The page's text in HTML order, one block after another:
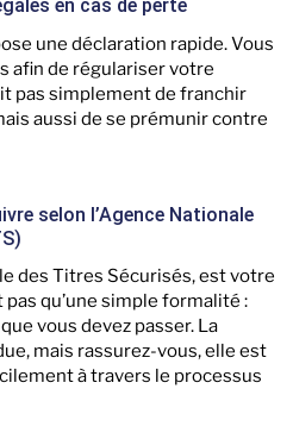
en cas de perte
une déclaration rapide. Vous
afin de régulariser votre
pas simplement de franchir
aussi de se prémunir contre
selon l’Agence Nationale
des Titres Sécurisés, est votre
qu’une simple formalité :
vous devez passer. La
mais rassurez-vous, elle est
à travers le processus